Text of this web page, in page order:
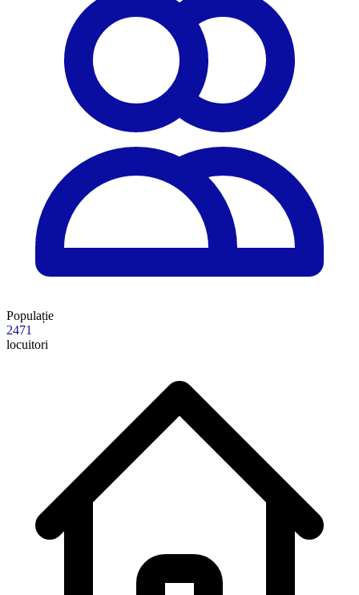
Populație
2471
locuitori